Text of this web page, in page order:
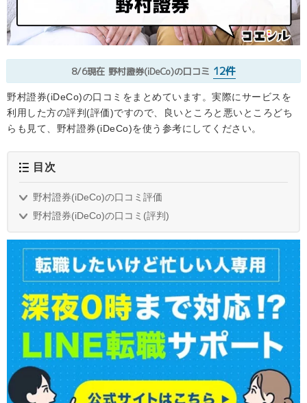
8/6現在 野村證券(iDeCo)の口コミ 12件
野村證券(iDeCo)の口コミをまとめています。実際にサービスを
利用した方の評判(評価)ですので、良いところと悪いところどち
らも見て、野村證券(iDeCo)を使う参考にしてください。
目次
野村證券(iDeCo)の口コミ評価
野村證券(iDeCo)の口コミ(評判)